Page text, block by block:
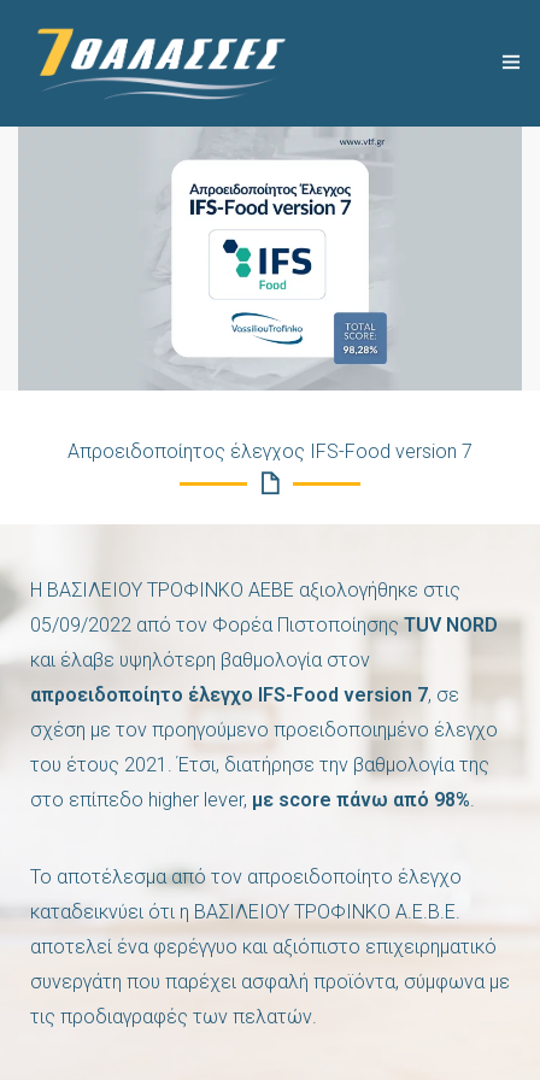
ΝΕΑ
ΕΠΙΚΟΙΝΩΝΙΑ
Απροειδοποίητος έλεγχος IFS-Food version 7
Η ΒΑΣΙΛΕΙΟΥ ΤΡΟΦΙΝΚΟ ΑΕΒΕ αξιολογήθηκε στις
05/09/2022 από τον Φορέα Πιστοποίησης ΤUV NORD
και έλαβε υψηλότερη βαθμολογία στον
απροειδοποίητο έλεγχο IFS-Food version 7, σε
σχέση με τον προηγούμενο προειδοποιημένο έλεγχο
του έτους 2021. Έτσι, διατήρησε την βαθμολογία της
στο επίπεδο higher lever, με score πάνω από 98%
Το αποτέλεσμα από τον απροειδοποίητο έλεγχο
καταδεικνύει ότι η ΒΑΣΙΛΕΙΟΥ ΤΡΟΦΙΝΚΟ Α.Ε.Β.Ε.
αποτελεί ένα φερέγγυο και αξιόπιστο επιχειρηματικό
συνεργάτη που παρέχει ασφαλή προϊόντα, σύμφωνα με
τις προδιαγραφές των πελατών.